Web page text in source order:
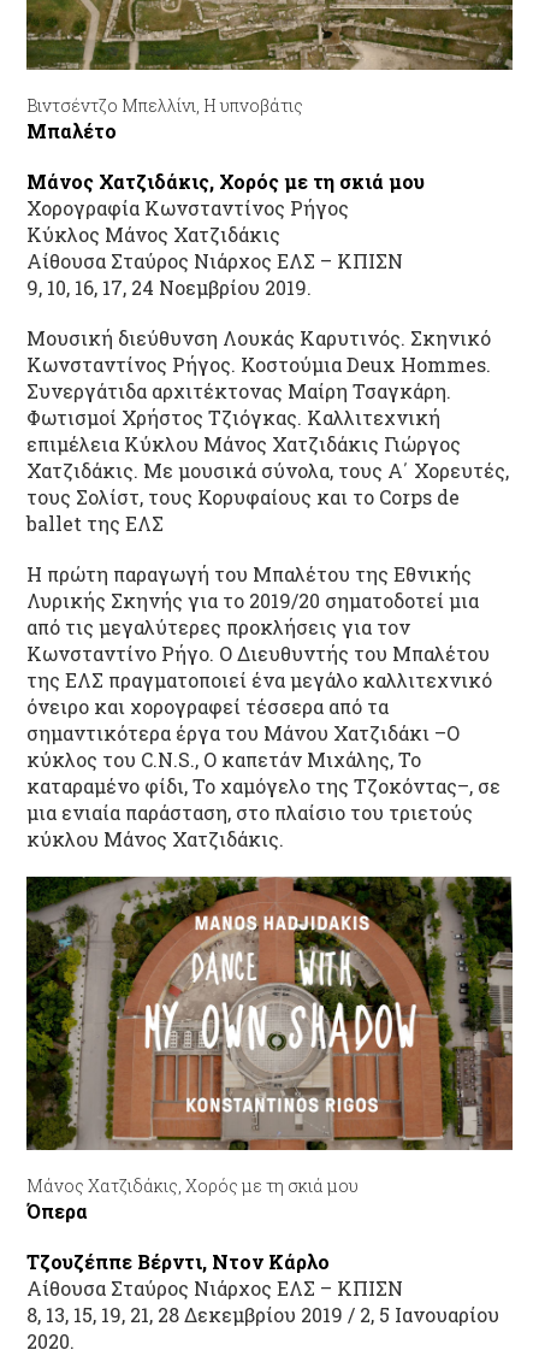
Βιντσέντζο Μπελλίνι, Η υπνοβάτις
Μπαλέτο
Μάνος Χατζιδάκις, Χορός με τη σκιά μου
Χορογραφία Κωνσταντίνος Ρήγος
Κύκλος Μάνος Χατζιδάκις
Αίθουσα Σταύρος Νιάρχος ΕΛΣ – ΚΠΙΣΝ
9, 10, 16, 17, 24 Νοεμβρίου 2019.
Μουσική διεύθυνση Λουκάς Καρυτινός. Σκηνικό
Κωνσταντίνος Ρήγος. Κοστούμια Deux Hommes.
Συνεργάτιδα αρχιτέκτονας Μαίρη Τσαγκάρη.
Φωτισμοί Χρήστος Τζιόγκας. Καλλιτεχνική
επιμέλεια Κύκλου Μάνος Χατζιδάκις Γιώργος
Χατζιδάκις. Με μουσικά σύνολα, τους Α΄ Χορευτές,
τους Σολίστ, τους Κορυφαίους και το Corps de
ballet της ΕΛΣ
Η πρώτη παραγωγή του Μπαλέτου της Εθνικής
Λυρικής Σκηνής για το 2019/20 σηματοδοτεί μια
από τις μεγαλύτερες προκλήσεις για τον
Κωνσταντίνο Ρήγο. Ο Διευθυντής του Μπαλέτου
της ΕΛΣ πραγματοποιεί ένα μεγάλο καλλιτεχνικό
όνειρο και χορογραφεί τέσσερα από τα
σημαντικότερα έργα του Μάνου Χατζιδάκι –Ο
κύκλος του C.N.S., Ο καπετάν Μιχάλης, Το
καταραμένο φίδι, Το χαμόγελο της Τζοκόντας–, σε
μια ενιαία παράσταση, στο πλαίσιο του τριετούς
κύκλου Μάνος Χατζιδάκις.
Μάνος Χατζιδάκις, Χορός με τη σκιά μου
Όπερα
Τζουζέππε Βέρντι, Ντον Κάρλο
Αίθουσα Σταύρος Νιάρχος ΕΛΣ – ΚΠΙΣΝ
8, 13, 15, 19, 21, 28 Δεκεμβρίου 2019 / 2, 5 Ιανουαρίου
2020.